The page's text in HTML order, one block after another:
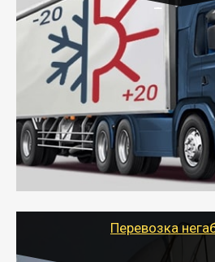
Газель (1,5 и 3 тонны),
10 тонн
от 6000
- Рефрижераторные перевозки
соблюдением
термописцем, санитарной
книжкой у водителя.
- Тайгер Логистик поможет
скоропортящиеся продукты в
Перевозка